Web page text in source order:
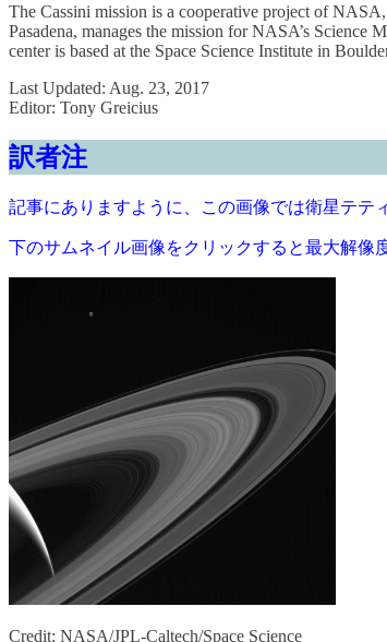
The Cassini mission is a cooperative project of
Pasadena, manages the mission for NASA’s Science
center is based at the Space Science Institute in
Last Updated: Aug. 23, 2017
Editor: Tony Greicius
訳者注
記事にありますように、この画像では衛星テテ
下のサムネイル画像をクリックすると最大解像
Credit: NASA/JPL-Caltech/Space Science